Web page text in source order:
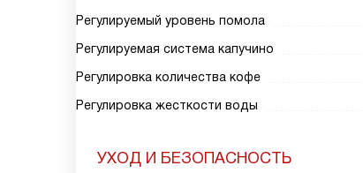
Регулируемый уровень помола
Регулируемая система капучино
Регулировка количества кофе
Регулировка жесткости воды
УХОД И БЕЗОПАСНОСТЬ